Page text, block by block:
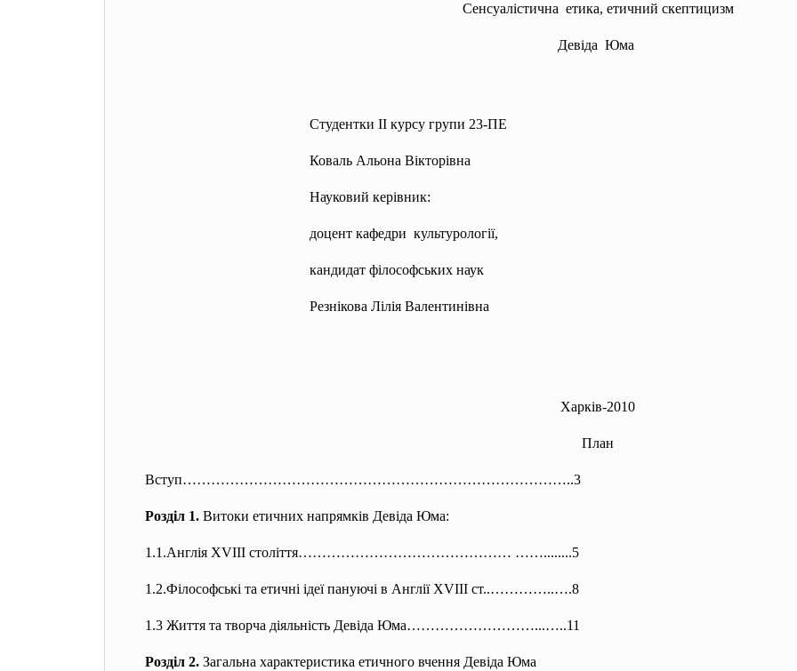
Сенсуалістична етика, етичний скептицизм
Девіда Юма
Студентки II курсу групи 23-ПЕ
Коваль Альона Вікторівна
Науковий керівник:
доцент кафедри культурології,
кандидат філософських наук
Резнікова Лілія Валентинівна
Харків-2010
План
Вступ………………………………………………………………………..3
Розділ 1. Витоки етичних напрямків Девіда Юма:
1.1.Англія XVIII століття……………………………………… ……........5
1.2.Філософські та етичні ідеї пануючі в Англії XVIII ст..…………..….8
1.3 Життя та творча діяльність Девіда Юма………………………...…..11
Розділ 2. Загальна характеристика етичного вчення Девіда Юма